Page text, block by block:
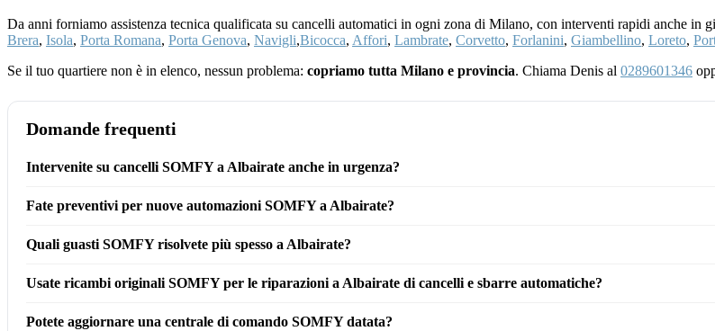
Da anni forniamo assistenza tecnica qualificata su cancelli automatici in ogni zona di Milano, con interventi rapidi anche in
Brera, Isola, Porta Romana, Porta Genova, Navigli,Bicocca, Affori, Lambrate, Corvetto, Forlanini, Giambellino, Loreto,
Se il tuo quartiere non è in elenco, nessun problema: copriamo tutta Milano e provincia. Chiama Denis al 0289601346
Domande frequenti
Intervenite su cancelli SOMFY a Albairate anche in urgenza?
Fate preventivi per nuove automazioni SOMFY a Albairate?
Quali guasti SOMFY risolvete più spesso a Albairate?
Usate ricambi originali SOMFY per le riparazioni a Albairate di cancelli e sbarre automatiche?
Potete aggiornare una centrale di comando SOMFY datata?